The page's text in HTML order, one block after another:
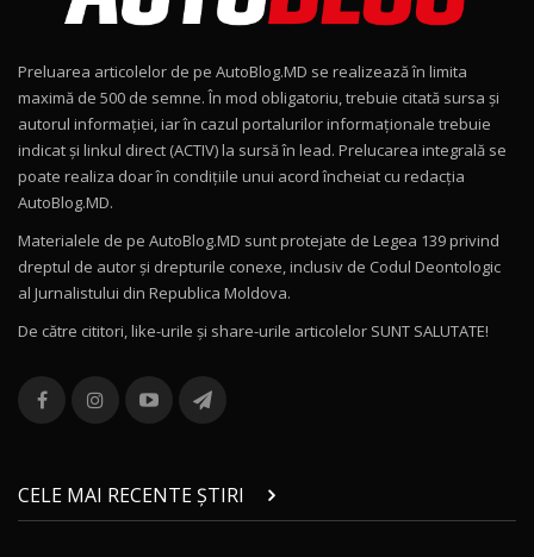
15:22
Mercedes-AMG E 53 HYBRID 4MATIC+ / Test
Drive AutoBlog.MD
16:27
11
Noul Volvo ES90 / Test Drive AutoBlog.MD
12
Noul MG HS / Test Drive AutoBlog.MD
16:48
13
combină aventura cu luxul / AutoBlog.MD
36:08
chinez care face lumea să se întoarcă după el
/ AutoBlog.MD
17:27
Preluarea articolelor de pe AutoBlog.MD se realizează în limita
maximă de 500 de semne. În mod obligatoriu, trebuie citată sursa și
autorul informației, iar în cazul portalurilor informaționale trebuie
indicat și linkul direct (ACTIV) la sursă în lead. Prelucarea integrală se
poate realiza doar în condițiile unui acord încheiat cu redacţia
AutoBlog.MD.
Materialele de pe AutoBlog.MD sunt protejate de Legea 139 privind
dreptul de autor și drepturile conexe, inclusiv de Codul Deontologic
al Jurnalistului din Republica Moldova.
De către cititori, like-urile şi share-urile articolelor SUNT SALUTATE!
CELE MAI RECENTE ȘTIRI